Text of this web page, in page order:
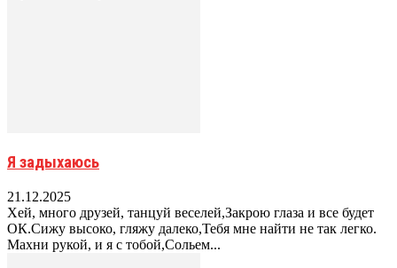
Я задыхаюсь
21.12.2025
Хей, много друзей, танцуй веселей,Закрою глаза и все будет
ОК.Сижу высоко, гляжу далеко,Тебя мне найти не так легко.
Махни рукой, и я с тобой,Сольем...